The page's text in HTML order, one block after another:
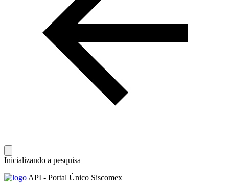
Inicializando a pesquisa
API - Portal Único Siscomex